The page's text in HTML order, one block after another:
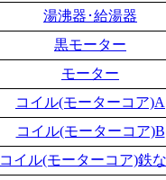
湯沸器･給湯器
黒モーター
モーター
コイル(モーターコア)A
コイル(モーターコア)B
コイル(モーターコア)鉄